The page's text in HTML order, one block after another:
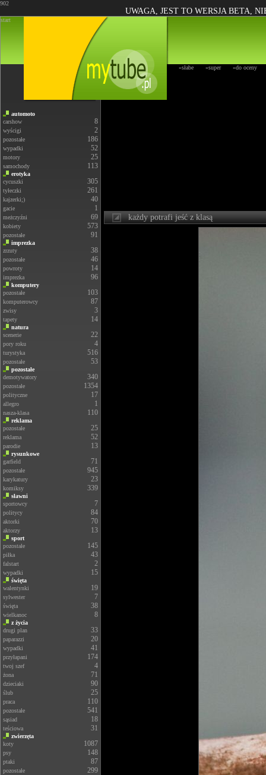
902
UWAGA, JEST TO WERSJA BETA,
start
»słabe »super »do oceny
automoto
carshow
8
wyścigi 2
pozostałe 186
wypadki 52
motory 25
samochody 113
erotyka
cycuszki
305
tyłeczki 261
kajzerki;) 40
gacie 1
meżczyźni 69
kobiety 573
pozostałe 91
imprezka
zrzuty
38
pozostałe 46
powroty 14
imprezka 96
komputery
pozostałe
103
komputerowcy 87
zwisy 3
tapety 14
natura
scenerie
22
pory roku 4
turystyka 516
pozostałe 53
pozostałe
demotywatory
340
pozostałe 1354
polityczne 17
allegro 1
nasza-klasa 110
reklama
pozostałe
25
reklama 52
parodie 13
rysunkowe
garfield
71
pozostałe 945
karykatury 23
komiksy 339
sławni
sportowcy
7
politycy 84
aktorki 70
aktorzy 13
sport
pozostałe
145
piłka 43
falstart 2
wypadki 15
święta
walentynki
19
sylwester 7
święta 38
wielkanoc 8
z życia
drugi plan
33
paparazzi 20
wypadki 41
przyłapani 174
twoj szef 4
żona 71
dzieciaki 90
ślub 25
praca 110
pozostałe 541
sąsiad 18
teściowa 31
zwierzęta
koty
1087
psy 148
ptaki 87
pozostałe 299
każdy potrafi jeść z klasą